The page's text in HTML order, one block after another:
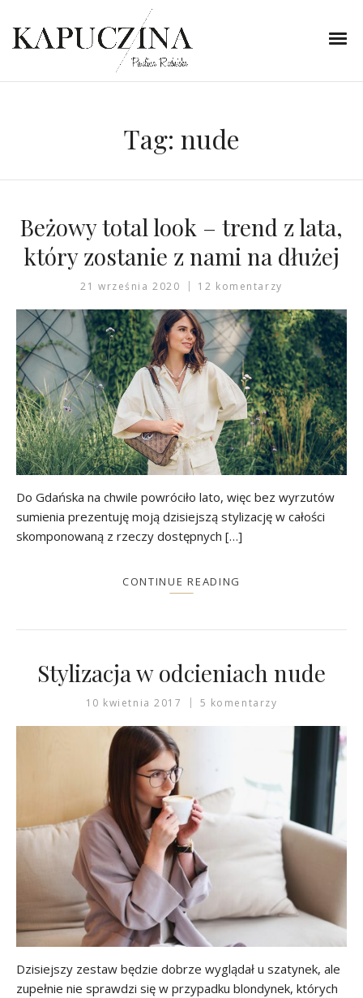
Tag: nude
Beżowy total look – trend z lata,
który zostanie z nami na dłużej
21 września 2020 12 komentarzy
Do Gdańska na chwile powróciło lato, więc bez wyrzutów
sumienia prezentuję moją dzisiejszą stylizację w całości
skomponowaną z rzeczy dostępnych […]
CONTINUE READING
Stylizacja w odcieniach nude
10 kwietnia 2017 5 komentarzy
Dzisiejszy zestaw będzie dobrze wyglądał u szatynek, ale
zupełnie nie sprawdzi się w przypadku blondynek, których